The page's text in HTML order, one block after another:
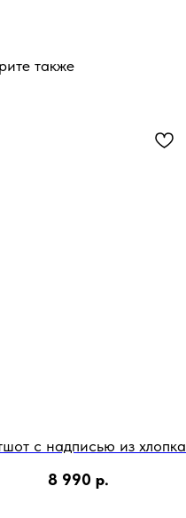
также
с надписью из хлопка
8 990 р.